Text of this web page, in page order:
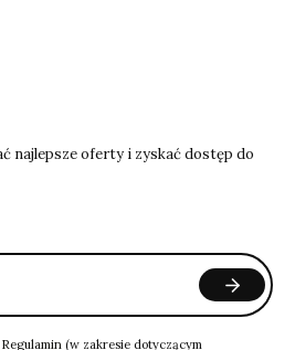
najlepsze oferty i zyskać dostęp do
Regulamin (w zakresie dotyczącym